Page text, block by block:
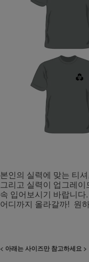
본인의 실력에 맞는 티
그리고 실력이 업그레
속 입어보시기 바랍니다.
어디까지 올라갈까! 원
< 아래는 사이즈만 참고하세요 >